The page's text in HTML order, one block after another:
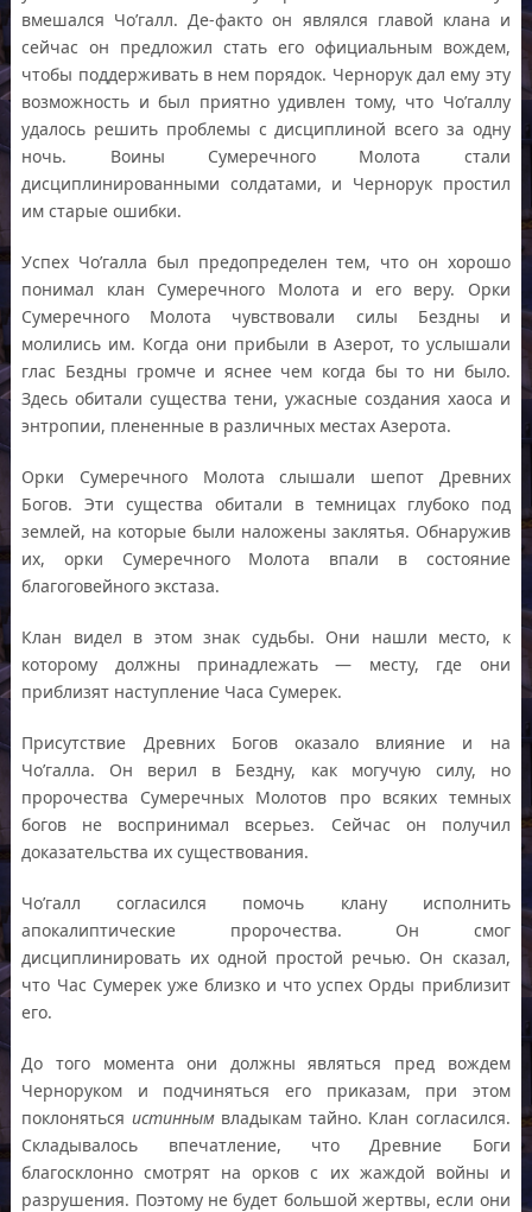
вмешался Чо’галл. Де-факто он являлся главой клана и
сейчас он предложил стать его официальным вождем,
чтобы поддерживать в нем порядок. Чернорук дал ему эту
возможность и был приятно удивлен тому, что Чо’галлу
удалось решить проблемы с дисциплиной всего за одну
ночь. Воины Сумеречного Молота стали
дисциплинированными солдатами, и Чернорук простил
им старые ошибки.
Успех Чо’галла был предопределен тем, что он хорошо
понимал клан Сумеречного Молота и его веру. Орки
Сумеречного Молота чувствовали силы Бездны и
молились им. Когда они прибыли в Азерот, то услышали
глас Бездны громче и яснее чем когда бы то ни было.
Здесь обитали существа тени, ужасные создания хаоса и
энтропии, плененные в различных местах Азерота.
Орки Сумеречного Молота слышали шепот Древних
Богов. Эти существа обитали в темницах глубоко под
землей, на которые были наложены заклятья. Обнаружив
их, орки Сумеречного Молота впали в состояние
благоговейного экстаза.
Клан видел в этом знак судьбы. Они нашли место, к
которому должны принадлежать — месту, где они
приблизят наступление Часа Сумерек.
Присутствие Древних Богов оказало влияние и на
Чо’галла. Он верил в Бездну, как могучую силу, но
пророчества Сумеречных Молотов про всяких темных
богов не воспринимал всерьез. Сейчас он получил
доказательства их существования.
Чо’галл согласился помочь клану исполнить
апокалиптические пророчества. Он смог
дисциплинировать их одной простой речью. Он сказал,
что Час Сумерек уже близко и что успех Орды приблизит
его.
До того момента они должны являться пред вождем
Черноруком и подчиняться его приказам, при этом
поклоняться истиннымвладыкам тайно. Клан согласился.
Складывалось впечатление, что Древние Боги
благосклонно смотрят на орков с их жаждой войны и
разрушения. Поэтому не будет большой жертвы, если они